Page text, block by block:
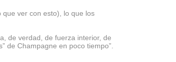
ver con esto), lo que los
de verdad, de fuerza interior, de
de Champagne en poco tiempo”.